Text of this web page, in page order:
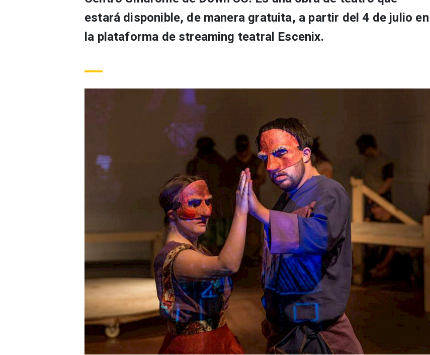
estará disponible, de manera gratuita, a partir del 4 de julio en
la plataforma de streaming teatral Escenix.